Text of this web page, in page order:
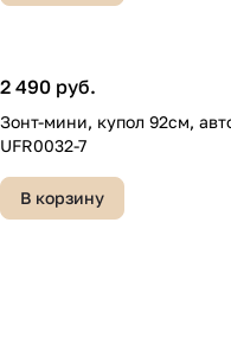
2 490 руб.
Зонт-мини, купол 92см,
UFR0032-7
В корзину